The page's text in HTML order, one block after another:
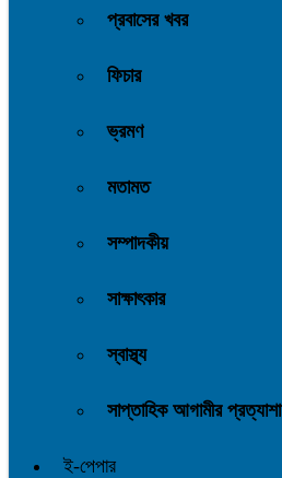
প্রবাসের খবর
ফিচার
ভ্রমণ
মতামত
সম্পাদকীয়
সাক্ষাৎকার
স্বাস্থ্য
সাপ্তাহিক আগামীর প্রত্যাশা
ই-পেপার